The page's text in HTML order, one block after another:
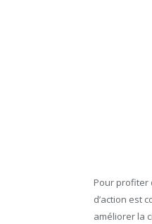
Pour profiter
d’action est
améliorer la